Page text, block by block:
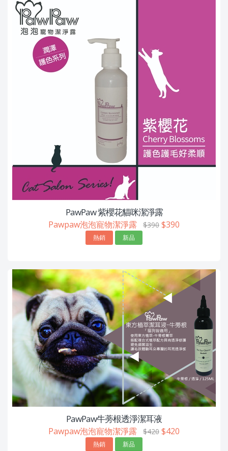
PawPaw 紫櫻花貓咪潔淨露
Pawpaw泡泡寵物潔淨露 $390 $390
熱銷 新品
PawPaw牛蒡根透淨潔耳液
Pawpaw泡泡寵物潔淨露 $420 $420
熱銷 新品